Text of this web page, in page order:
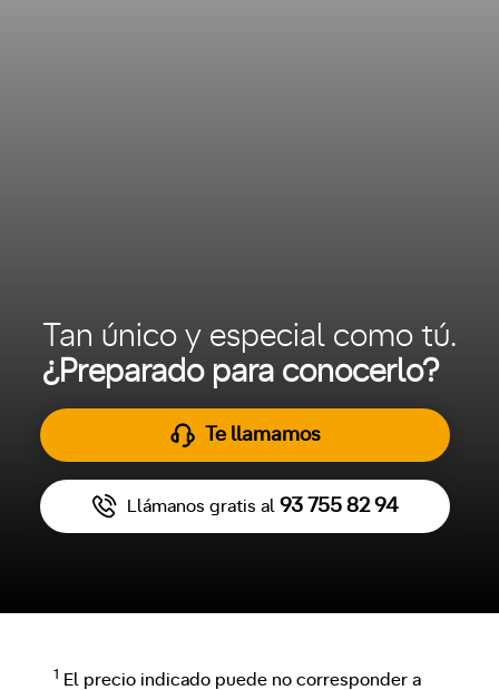
Tan único y especial como tú.
¿Preparado para conocerlo?
Te llamamos
Llámanos gratis al 93 755 82 94
1
El precio indicado puede no corresponder a